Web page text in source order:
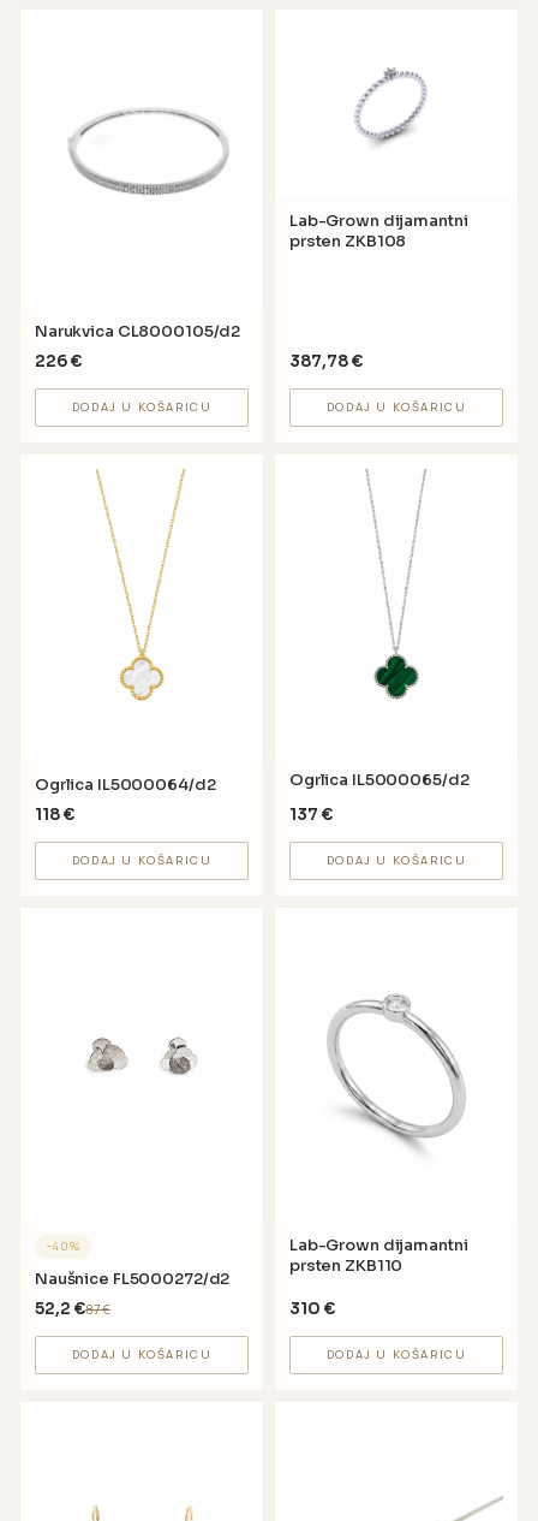
Narukvica CL8000105/d2
226€
DODAJ U KOŠARICU
Lab-Grown dijamantni
prsten ZKB108
387,78€
DODAJ U KOŠARICU
Ogrlica IL5000064/d2
118€
DODAJ U KOŠARICU
Ogrlica IL5000065/d2
137 €
DODAJ U KOŠARICU
−40%
Naušnice FL5000272/d2
52,2 €87€
DODAJ U KOŠARICU
Lab-Grown dijamantni
prsten ZKB110
310 €
DODAJ U KOŠARICU